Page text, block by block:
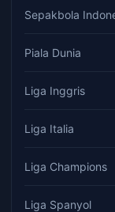
Sepakbola
Piala Dunia
Liga Inggris
Liga Italia
Liga Champions
Liga Spanyol